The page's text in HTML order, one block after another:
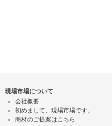
現場市場について
会社概要
初めまして、現場市場です。
商材のご提案はこちら